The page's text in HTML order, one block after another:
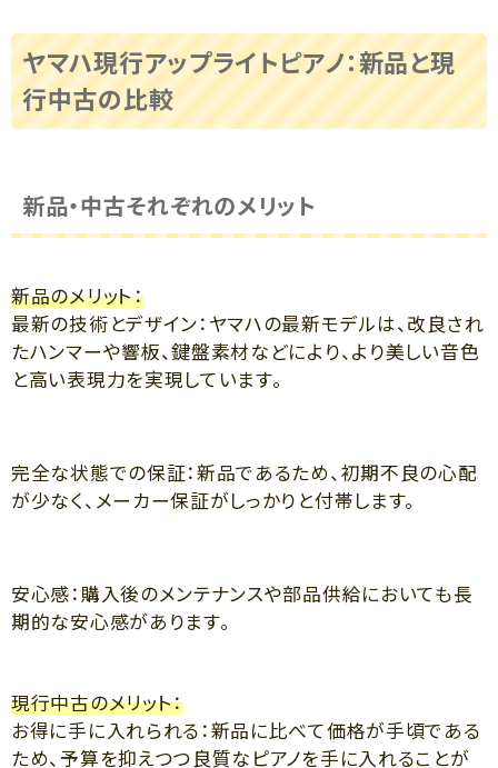
ヤマハ現行アップライトピアノ：新品と現
行中古の比較
新品・中古それぞれのメリット
新品のメリット：
最新の技術とデザイン：ヤマハの最新モデルは、改良され
たハンマーや響板、鍵盤素材などにより、より美しい音色
と高い表現力を実現しています。
完全な状態での保証：新品であるため、初期不良の心配
が少なく、メーカー保証がしっかりと付帯します。
安心感：購入後のメンテナンスや部品供給においても長
期的な安心感があります。
現行中古のメリット：
お得に手に入れられる：新品に比べて価格が手頃である
ため、予算を抑えつつ良質なピアノを手に入れることが